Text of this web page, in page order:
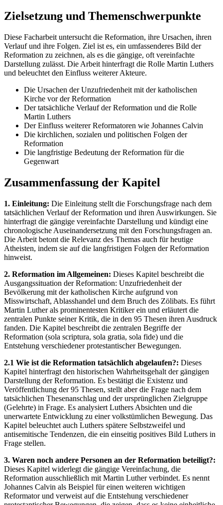
Zielsetzung und Themenschwerpunkte
Diese Facharbeit untersucht die Reformation, ihre Ursachen, ihren
Verlauf und ihre Folgen. Ziel ist es, ein umfassenderes Bild der
Reformation zu zeichnen, als es die gängige, oft vereinfachte
Darstellung zulässt. Die Arbeit hinterfragt die Rolle Martin Luthers
und beleuchtet den Einfluss weiterer Akteure.
Die Ursachen der Unzufriedenheit mit der katholischen
Kirche vor der Reformation
Der tatsächliche Verlauf der Reformation und die Rolle
Martin Luthers
Der Einfluss weiterer Reformatoren wie Johannes Calvin
Die kirchlichen, sozialen und politischen Folgen der
Reformation
Die langfristige Bedeutung der Reformation für die
Gegenwart
Zusammenfassung der Kapitel
1. Einleitung: Die Einleitung stellt die Forschungsfrage nach dem
tatsächlichen Verlauf der Reformation und ihren Auswirkungen. Sie
hinterfragt die gängige vereinfachte Darstellung und kündigt eine
chronologische Auseinandersetzung mit den Forschungsfragen an.
Die Arbeit betont die Relevanz des Themas auch für heutige
Atheisten, indem sie auf die langfristigen Folgen der Reformation
hinweist.
2. Reformation im Allgemeinen: Dieses Kapitel beschreibt die
Ausgangssituation der Reformation: Unzufriedenheit der
Bevölkerung mit der katholischen Kirche aufgrund von
Misswirtschaft, Ablasshandel und dem Bruch des Zölibats. Es führt
Martin Luther als prominentesten Kritiker ein und erläutert die
zentralen Punkte seiner Kritik, die in den 95 Thesen ihren Ausdruck
fanden. Die Kapitel beschreibt die zentralen Begriffe der
Reformation (sola scriptura, sola gratia, sola fide) und die
Entstehung verschiedener protestantischer Bewegungen.
2.1 Wie ist die Reformation tatsächlich abgelaufen?: Dieses
Kapitel hinterfragt den historischen Wahrheitsgehalt der gängigen
Darstellung der Reformation. Es bestätigt die Existenz und
Veröffentlichung der 95 Thesen, stellt aber die Frage nach dem
tatsächlichen Thesenanschlag und der ursprünglichen Zielgruppe
(Gelehrte) in Frage. Es analysiert Luthers Absichten und die
unerwartete Entwicklung zu einer volkstümlichen Bewegung. Das
Kapitel beleuchtet auch Luthers spätere Selbstzweifel und
antisemitische Tendenzen, die ein einseitig positives Bild Luthers in
Frage stellen.
3. Waren noch andere Personen an der Reformation beteiligt?:
Dieses Kapitel widerlegt die gängige Vereinfachung, die
Reformation ausschließlich mit Martin Luther verbindet. Es nennt
Johannes Calvin als Beispiel für einen weiteren wichtigen
Reformator und verweist auf die Entstehung verschiedener